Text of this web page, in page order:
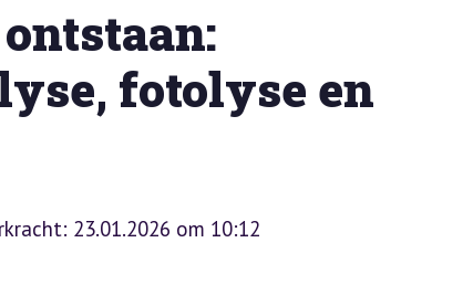
fotolyse en
23.01.2026 om 10:12